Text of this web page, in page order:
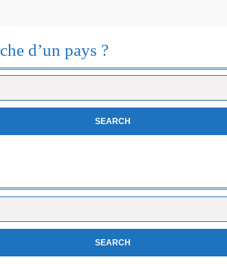
d’un pays ?